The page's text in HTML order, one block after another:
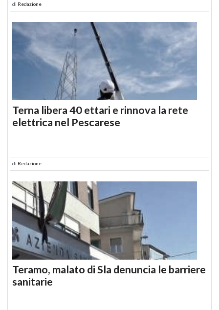
di Redazione
Terna libera 40 ettari e rinnova la rete
elettrica nel Pescarese
di Redazione
Teramo, malato di Sla denuncia le barriere
sanitarie